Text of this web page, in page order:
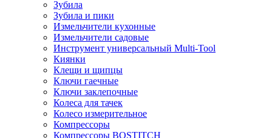
Зубила
Зубила и пики
Измельчители кухонные
Измельчители садовые
Инструмент универсальный Multi-Tool
Киянки
Клещи и щипцы
Ключи гаечные
Ключи заклепочные
Колеса для тачек
Колесо измерительное
Компрессоры
Компрессоры BOSTITCH